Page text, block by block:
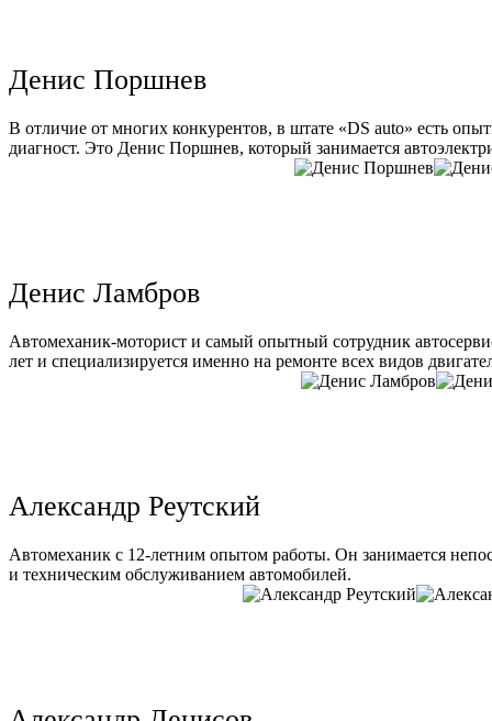
Денис Поршнев
В отличие от многих конкурентов, в штате «DS auto» есть
диагност. Это Денис Поршнев, который занимается
Денис Ламбров
Автомеханик-моторист и самый опытный сотрудник
лет и специализируется именно на ремонте всех видов
Александр Реутский
Автомеханик с 12-летним опытом работы. Он занимается
и техническим обслуживанием автомобилей.